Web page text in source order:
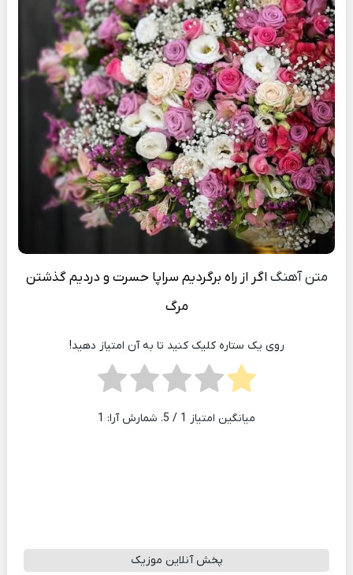
متن آهنگ اگر از راه برگردیم سراپا حسرت و دردیم گذشتن
مرگ
روی یک ستاره کلیک کنید تا به آن امتیاز دهید!
میانگین امتیاز 1 / 5. شمارش آرا: 1
پخش آنلاین موزیک